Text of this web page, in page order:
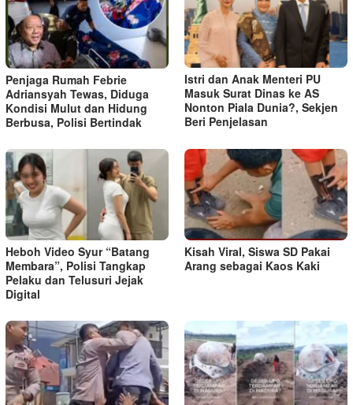
Penjaga Rumah Febrie
Adriansyah Tewas, Diduga
Kondisi Mulut dan Hidung
Berbusa, Polisi Bertindak
Istri dan Anak Menteri PU
Masuk Surat Dinas ke AS
Nonton Piala Dunia?, Sekjen
Beri Penjelasan
Heboh Video Syur “Batang
Membara”, Polisi Tangkap
Pelaku dan Telusuri Jejak
Digital
Kisah Viral, Siswa SD Pakai
Arang sebagai Kaos Kaki